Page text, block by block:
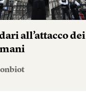
all’attacco dei